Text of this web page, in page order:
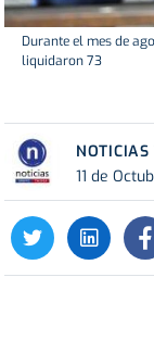
Durante el mes de
liquidaron 73
11 de